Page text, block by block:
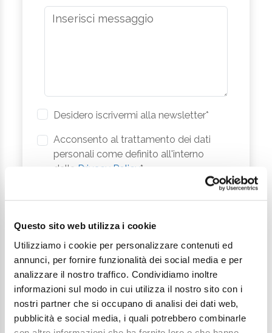
Questo sito web utilizza i cookie
Utilizziamo i cookie per personalizzare contenuti ed
annunci, per fornire funzionalità dei social media e per
analizzare il nostro traffico. Condividiamo inoltre
informazioni sul modo in cui utilizza il nostro sito con i
nostri partner che si occupano di analisi dei dati web,
pubblicità e social media, i quali potrebbero combinarle
Desidero iscrivermi alla newsletter*
Acconsento al trattamento dei dati
personali come definito all'interno
della Privacy Policy*
Invia richiesta